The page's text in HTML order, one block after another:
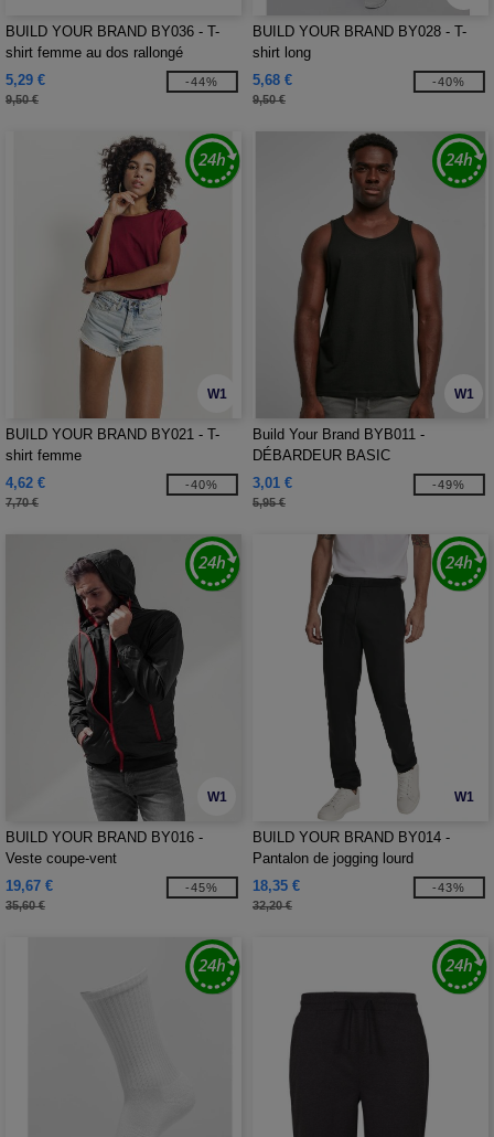
BUILD YOUR BRAND BY036 - T-
shirt femme au dos rallongé
5,29 €
9,50 €
-44%
BUILD YOUR BRAND BY028 - T-
shirt long
5,68 €
9,50 €
-40%
W1
BUILD YOUR BRAND BY021 - T-
shirt femme
4,62 €
7,70 €
-40%
W1
Build Your Brand BYB011 -
DÉBARDEUR BASIC
3,01 €
5,95 €
-49%
W1
BUILD YOUR BRAND BY016 -
Veste coupe-vent
19,67 €
35,60 €
-45%
W1
BUILD YOUR BRAND BY014 -
Pantalon de jogging lourd
18,35 €
32,20 €
-43%